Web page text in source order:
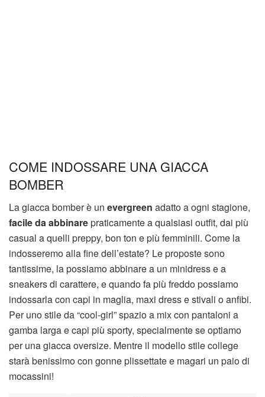
COME INDOSSARE UNA GIACCA
BOMBER
La giacca bomber è un evergreen adatto a ogni stagione,
facile da abbinarepraticamente a qualsiasi outfit, dai più
casual a quelli preppy, bon ton e più femminili. Come la
indosseremo alla fine dell’estate? Le proposte sono
tantissime, la possiamo abbinare a un minidress e a
sneakers di carattere, e quando fa più freddo possiamo
indossarla con capi in maglia, maxi dress e stivali o anfibi.
Per uno stile da “cool-girl” spazio a mix con pantaloni a
gamba larga e capi più sporty, specialmente se optiamo
per una giacca oversize. Mentre il modello stile college
starà benissimo con gonne plissettate e magari un paio di
mocassini!